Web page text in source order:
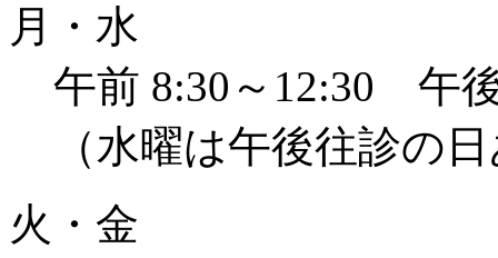
月・水
午前 8:30～12:30 午
（水曜は午後往診の
火・金